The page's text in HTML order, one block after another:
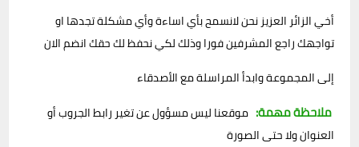
أخي الزائر العزيز نحن لانسمح بأي اساءة وأي مشكلة تجدها او
تواجهك راجع المشرفين فورا وذلك لكي نحفظ لك حقك انضم الان
إلى المجموعة وابدأ المراسلة مع الأصدقاء
ملاحظة مهمة: موقعنا ليس مسؤول عن تغير رابط الجروب أو
العنوان ولا حتى الصورة